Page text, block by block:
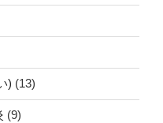
) (13)
(9)